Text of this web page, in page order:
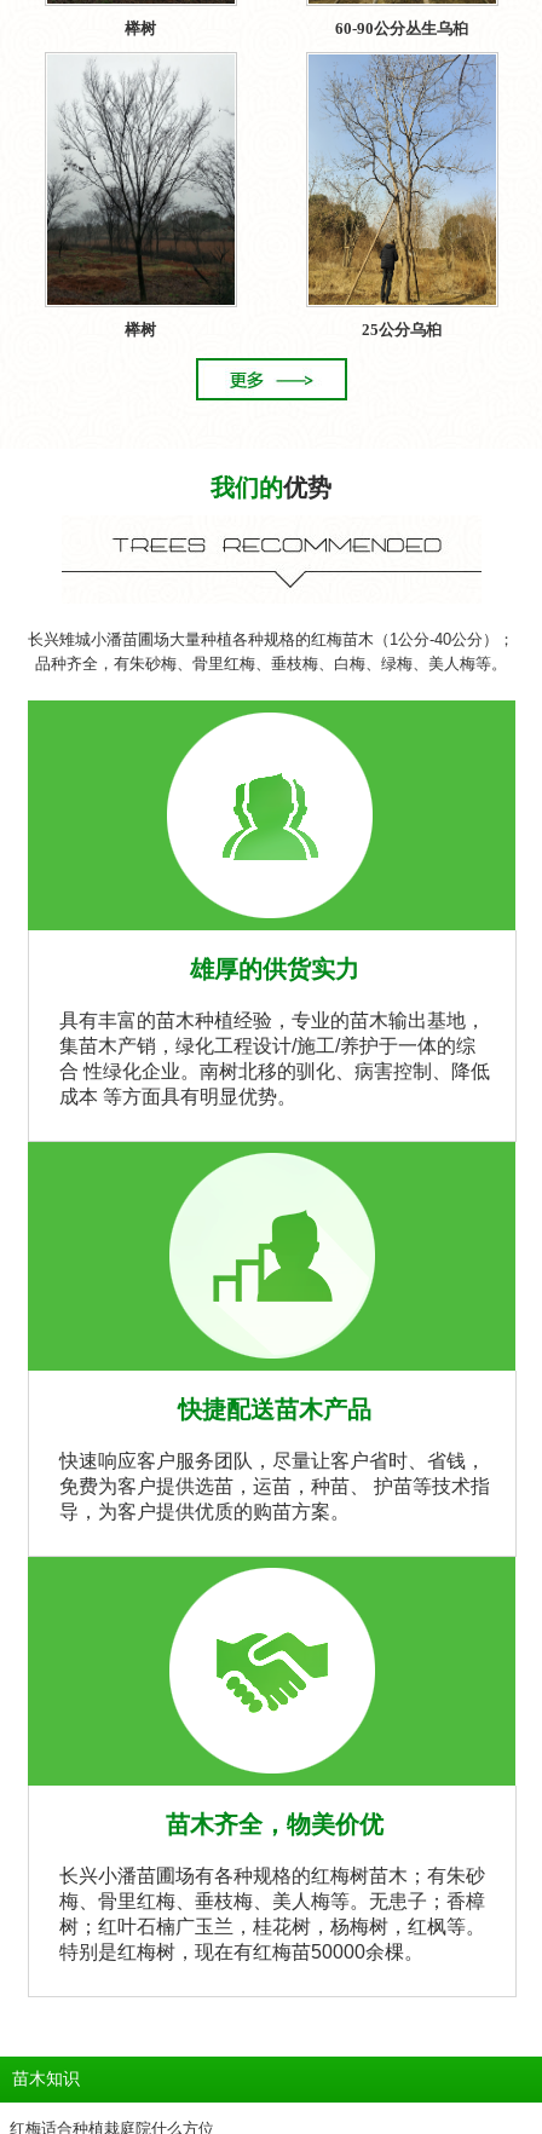
榉树 60-90公分丛生乌桕
榉树 25公分乌桕
我们的优势
长兴雉城小潘苗圃场大量种植各种规格的红梅苗木（1公分-40公分）；
品种齐全，有朱砂梅、骨里红梅、垂枝梅、白梅、绿梅、美人梅等。
雄厚的供货实力
具有丰富的苗木种植经验，专业的苗木输出基地，
集苗木产销，绿化工程设计/施工/养护于一体的综
合 性绿化企业。南树北移的驯化、病害控制、降低
成本 等方面具有明显优势。
快捷配送苗木产品
快速响应客户服务团队，尽量让客户省时、省钱，
免费为客户提供选苗，运苗，种苗、 护苗等技术指
导，为客户提供优质的购苗方案。
苗木齐全，物美价优
长兴小潘苗圃场有各种规格的红梅树苗木；有朱砂
梅、骨里红梅、垂枝梅、美人梅等。无患子；香樟
树；红叶石楠广玉兰，桂花树，杨梅树，红枫等。
特别是红梅树，现在有红梅苗50000余棵。
苗木知识
红梅适合种植栽庭院什么方位